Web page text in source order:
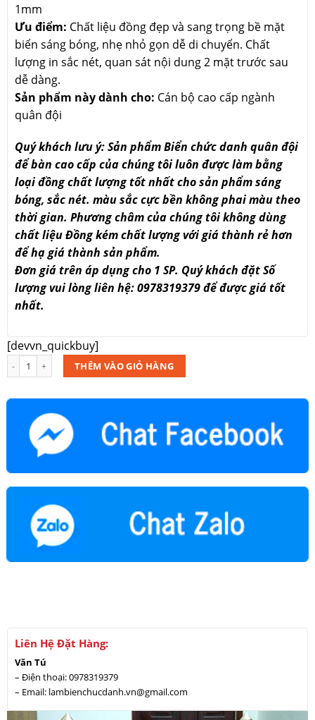
1mm
Ưu điểm: Chất liệu đồng đẹp và sang trọng bề mặt
biển sáng bóng, nhẹ nhỏ gọn dễ di chuyển. Chất
lượng in sắc nét, quan sát nội dung 2 mặt trước sau
dễ dàng.
Sản phẩm này dành cho: Cán bộ cao cấp ngành
quân đội
Quý khách lưu ý: Sản phẩm Biển chức danh quân đội
để bàn cao cấp của chúng tôi luôn được làm bằng
loại đồng chất lượng tốt nhất cho sản phẩm sáng
bóng, sắc nét. màu sắc cực bền không phai màu theo
thời gian. Phương châm của chúng tôi không dùng
chất liệu Đồng kém chất lượng với giá thành rẻ hơn
để hạ giá thành sản phẩm.
Đơn giá trên áp dụng cho 1 SP. Quý khách đặt Số
lượng vui lòng liên hệ: 0978319379 để được giá tốt
nhất.
[devvn_quickbuy]
THÊM VÀO GIỎ HÀNG
Liên Hệ Đặt Hàng:
Văn Tú
– Điện thoại: 0978319379
– Email: lambienchucdanh.vn@gmail.com